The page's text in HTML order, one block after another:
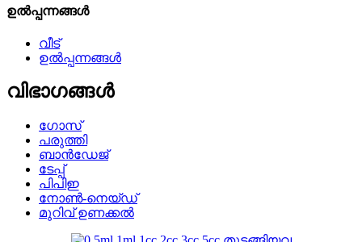
ഉൽപ്പന്നങ്ങൾ
വീട്
ഉൽപ്പന്നങ്ങൾ
വിഭാഗങ്ങൾ
ഗോസ്
പരുത്തി
ബാൻഡേജ്
ടേപ്പ്
പിപിഇ
നോൺ-നെയ്‌ഡ്
മുറിവ് ഉണക്കൽ